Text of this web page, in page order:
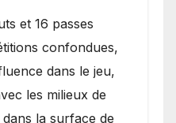
et 16 passes
confondues,
dans le jeu,
les milieux de
la surface de